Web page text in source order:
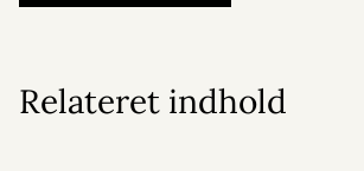
Relateret indhold